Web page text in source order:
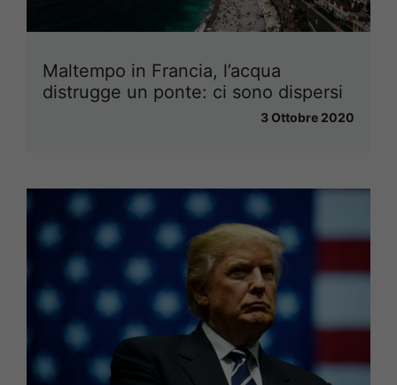
Maltempo in Francia, l’acqua
distrugge un ponte: ci sono dispersi
3 Ottobre 2020